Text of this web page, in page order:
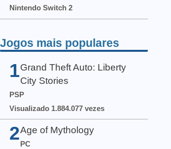
Nintendo Switch 2
Jogos mais populares
1 Grand Theft Auto: Liberty
City Stories
PSP
Visualizado 1.884.077 vezes
2Age of Mythology
PC